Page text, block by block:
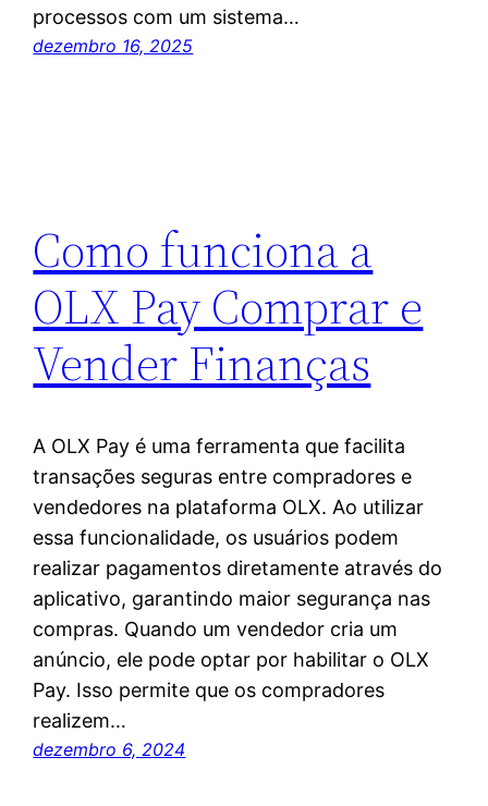
processos com um sistema…
dezembro 16, 2025
Como funciona a
OLX Pay Comprar e
Vender Finanças
A OLX Pay é uma ferramenta que facilita
transações seguras entre compradores e
vendedores na plataforma OLX. Ao utilizar
essa funcionalidade, os usuários podem
realizar pagamentos diretamente através do
aplicativo, garantindo maior segurança nas
compras. Quando um vendedor cria um
anúncio, ele pode optar por habilitar o OLX
Pay. Isso permite que os compradores
realizem…
dezembro 6, 2024